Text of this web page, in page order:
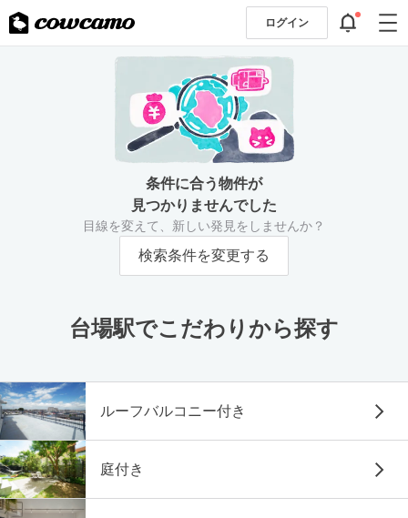
ログイン
条件に合う物件が
見つかりませんでした
目線を変えて、新しい発見をしませんか？
検索条件を変更する
台場駅でこだわりから探す
ルーフバルコニー付き
庭付き